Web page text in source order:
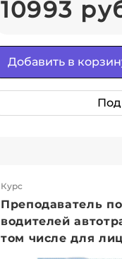
10993
Добавить в
Курс
Преподаватель
водителей
том числе для